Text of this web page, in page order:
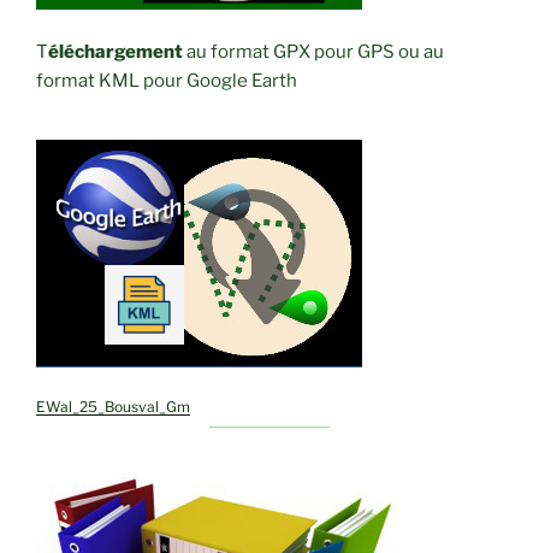
Téléchargementau format GPX pour GPS ou au
format KML pour Google Earth
EWal_25_Bousval_Gm